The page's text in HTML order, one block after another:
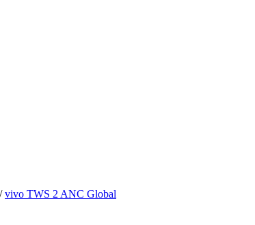
/vivo TWS 2 ANC Global